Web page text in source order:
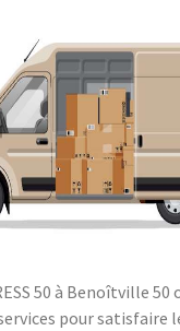
50 à Benoîtville 50
pour satisfaire